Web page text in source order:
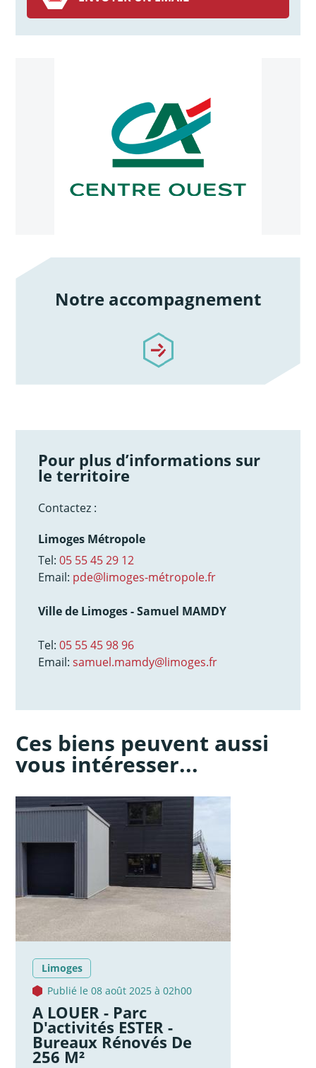
Notre accompagnement
/notre-accompagnement
Pour plus d’informations sur
le territoire
Contactez :
Limoges Métropole
Tel:05 55 45 29 12
Email: pde@limoges-métropole.fr
Ville de Limoges - Samuel MAMDY
Tel:05 55 45 98 96
Email:samuel.mamdy@limoges.fr
Ces biens peuvent aussi
vous intéresser...
Limoges
Publié le 08 août 2025 à 02h00
A LOUER - Parc
D'activités ESTER -
Bureaux Rénovés De
256 M²